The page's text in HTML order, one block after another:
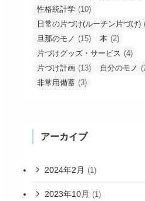
性格統計学 (10)
日常の片づけ(ルーチン片づけ)
旦那のモノ (15) 本 (2)
片づけグッズ・サービス (4)
片づけ計画 (13) 自分のモノ
非常用備蓄 (3)
アーカイブ
2024年2月 (1)
2023年10月 (1)